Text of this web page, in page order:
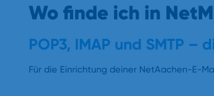
Wo finde ich in
POP3, IMAP und SMTP
Für die Einrichtung deiner NetAachen-E-